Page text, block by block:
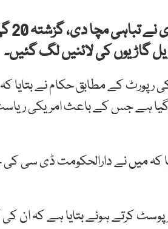
کے مطابق حکام نے بتایا
گیا ہے جس کے باعث امریکی
کہ میں نے دارالحکومت ڈی
پوسٹ کرتے ہوئے بتایا ہے کہ ان